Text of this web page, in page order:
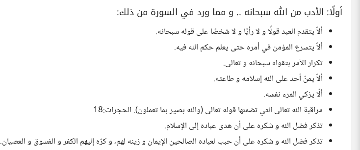
أولًا: الأدب من الله سبحانه .. و مما ورد في السورة من ذلك:
ألاّ يتقدم العبد قولًا و لا رأيًا و لا شخصًا على قوله سبحانه.
ألاّ يتسرع المؤمن في أمره حتى يعلم حكم الله فيه.
تكرار الأمر بتقواه سبحانه و تعالى.
ألاّ يمنّ أحد على الله إسلامه و طاعته.
ألّا يزكي المرء نفسه.
مراقبة الله تعالى التي تضمنها قوله تعالى (والله بصير بما تعملون). الحجرات:18
تذكر فضل الله و شكره على أن هدى عباده إلى الإسلام.
تذكر فضل الله و شكره على أن حبب لعباده الصالحين الإيمان و زينه لهم، و كرّه إليهم الكفر و الفسوق و العصيان.